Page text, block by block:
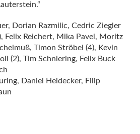
Dorian Razmilic, Cedric Ziegler
Felix Reichert, Mika Pavel, Moritz
Timon Ströbel (4), Kevin
(2), Tim Schniering, Felix Buck
Daniel Heidecker, Filip